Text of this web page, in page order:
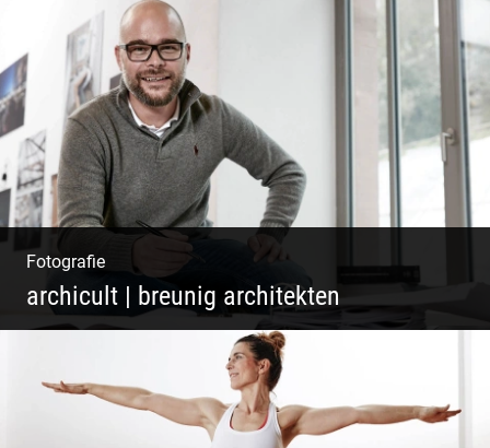
Sekt Perlen | Tiefe Keller | Coole Kerle |
Idyllische Weinberge
Fotografie
archicult | breunig architekten
Architekten & Bürokatzen | Bauzeichner &
Bauleiter | Mitarbeiter Shooting | Kreative